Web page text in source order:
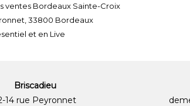
ventes Bordeaux Sainte-Croix
33800 Bordeaux
et en Live
Briscadieu
14 rue Peyronnet